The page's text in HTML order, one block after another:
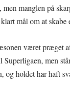
manglen på
mål om at
været præget
Superligaen, men
og holdet har haft